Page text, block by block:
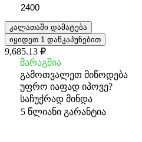
2400
კალათაში დამატება
იყიდეთ 1 დაწკაპუნებით
9,685.13 ₽
მარაგშია
გამოთვალეთ მიწოდება
უფრო იაფად იპოვე?
საჩუქრად მინდა
5 წლიანი გარანტია